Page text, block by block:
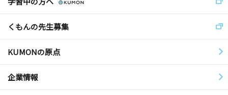
くもんの先生募集
KUMONの原点
企業情報